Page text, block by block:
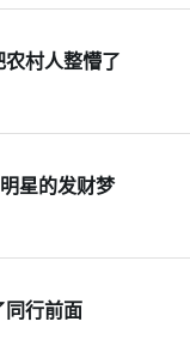
农村人整懵了
星的发财梦
同行前面